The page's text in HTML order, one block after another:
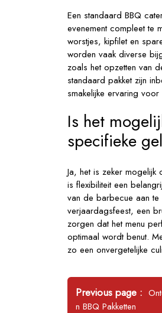
Een standaard BBQ
evenement compleet te
worstjes, kipfilet en
worden vaak diverse
zoals het opzetten van
standaard pakket zijn
smakelijke ervaring
Is het
specifieke
Ja, het is zeker
is flexibiliteit een
van de barbecue aan
verjaardagsfeest, een
zorgen dat het menu
optimaal wordt benut.
zo een onvergetelijke
Bericht
navigatie
Previous page
n BBQ Pakketten